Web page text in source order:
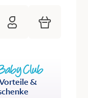
HiPP Mein Babyclub
Warenkorb
&